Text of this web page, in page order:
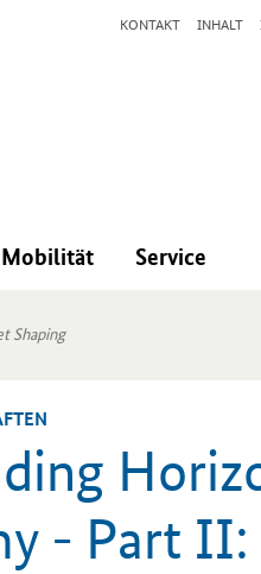
KONTAKT INHALT
Mobilität Service
Shaping
- Part